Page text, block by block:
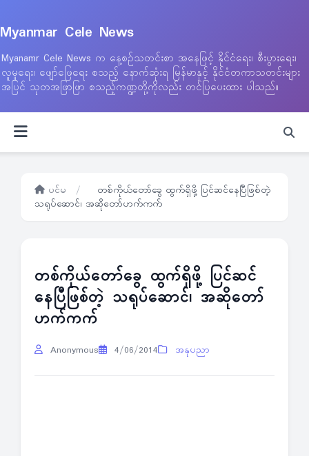
Myanmar Cele News
Myanamr Cele News က နေ့စဉ်သတင်းစာ အနေဖြင့် နိုင်ငံရေး၊ စီးပွားရေး၊
လူမှုရေး၊ ဖျော်ဖြေရေး စသည့် နောက်ဆုံးရ မြန်မာနှင့် နိုင်ငံတကာသတင်းများ
အပြင် သုတအဖြာဖြာ စသည့်ကဏ္ဍတို့ကိုလည်း တင်ပြပေးထား ပါသည်။
ပင်မ /
တစ်ကိုယ်တော်ခွေ ထွက်ရှိဖို့ ပြင်ဆင်နေပြီဖြစ်တဲ့
သရုပ်ဆောင်၊ အဆိုတော်ဟက်ကက်
တစ်ကိုယ်တော်ခွေ ထွက်ရှိဖို့ ပြင်ဆင်
နေပြီဖြစ်တဲ့ သရုပ်ဆောင်၊ အဆိုတော်
ဟက်ကက်
Anonymous 4/06/2014 အနုပညာ